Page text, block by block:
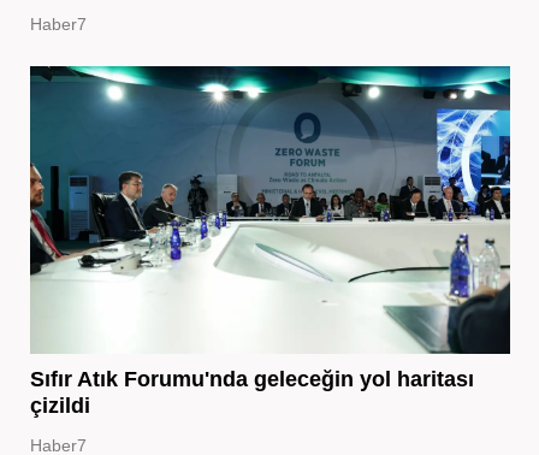
Haber7
Sıfır Atık Forumu'nda geleceğin yol haritası
çizildi
Haber7